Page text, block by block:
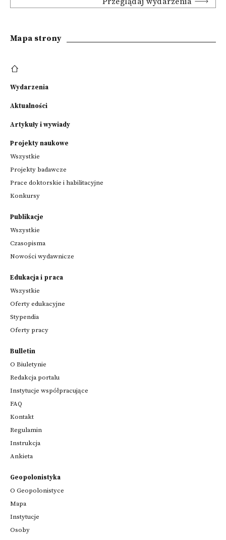
Mapa strony
Wydarzenia
Aktualności
Artykuły i wywiady
Projekty naukowe
Wszystkie
Projekty badawcze
Prace doktorskie i habilitacyjne
Konkursy
Publikacje
Wszystkie
Czasopisma
Nowości wydawnicze
Edukacja i praca
Wszystkie
Oferty edukacyjne
Stypendia
Oferty pracy
Bulletin
O Biuletynie
Redakcja portalu
Instytucje współpracujące
FAQ
Kontakt
Regulamin
Instrukcja
Ankieta
Geopolonistyka
O Geopolonistyce
Mapa
Instytucje
Osoby